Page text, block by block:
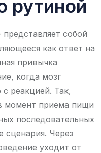
рутиной
собой
как ответ на
привычка
когда мозг
с реакцией. Так,
момент приема пищи
последовательных
сценария. Через
уходит от